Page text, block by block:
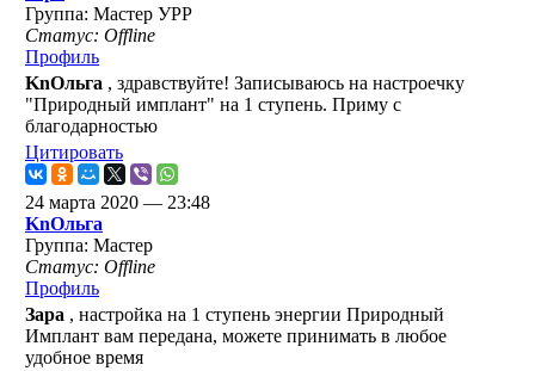
Группа: Мастер УРР
Статус: Offline
Профиль
KnОльга , здравствуйте! Записываюсь на настроечку
"Природный имплант" на 1 ступень. Приму с
благодарностью
Цитировать
24 марта 2020 — 23:48
KnОльга
Группа: Мастер
Статус: Offline
Профиль
Зара , настройка на 1 ступень энергии Природный
Имплант вам передана, можете принимать в любое
удобное время